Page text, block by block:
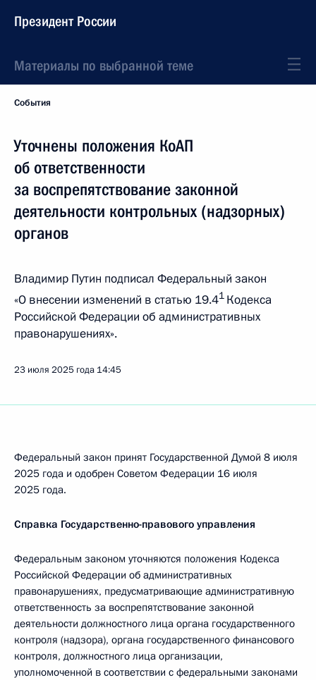
Президент России
Материалы по выбранной теме
События
Уточнены положения КоАП
об ответственности
за воспрепятствование законной
деятельности контрольных (надзорных)
органов
Владимир Путин подписал Федеральный закон
«О внесении изменений в статью 19.41 Кодекса
Российской Федерации об административных
правонарушениях».
23 июля 2025 года 14:45
Федеральный закон принят Государственной Думой 8 июля
2025 года и одобрен Советом Федерации 16 июля
2025 года.
Справка Государственно-правового управления
Федеральным законом уточняются положения Кодекса
Российской Федерации об административных
правонарушениях, предусматривающие административную
ответственность за воспрепятствование законной
деятельности должностного лица органа государственного
контроля (надзора), органа государственного финансового
контроля, должностного лица организации,
уполномоченной в соответствии с федеральными законами